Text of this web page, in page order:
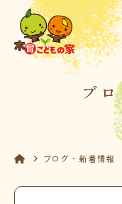
ブ
ブログ・新着情報